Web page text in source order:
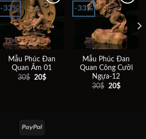
-33%
Add to
wishlist
Mẫu Phúc Đan
Quan Âm 01
30$
Giá
20$Giá
-33%
Add to
wishlist
Mẫu Phúc Đan
Quan Công Cưỡi
Ngựa-12
30$
Giá
20$Giá